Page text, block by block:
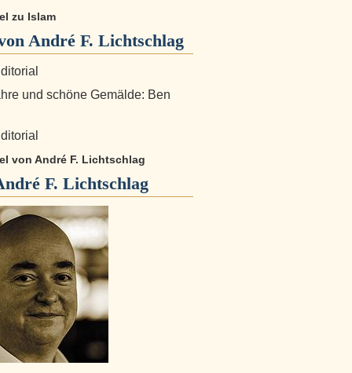
zu Islam
André F. Lichtschlag
und schöne Gemälde: Ben
von André F. Lichtschlag
F. Lichtschlag